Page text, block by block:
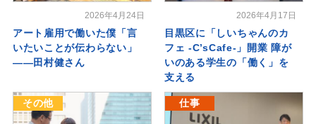
2026年4月24日
アート雇用で働いた僕「言
いたいことが伝わらない」
――田村健さん
2026年4月17日
目黒区に「しいちゃんのカ
フェ -C’sCafe-」開業 障が
いのある学生の「働く」を
支える
その他 仕事